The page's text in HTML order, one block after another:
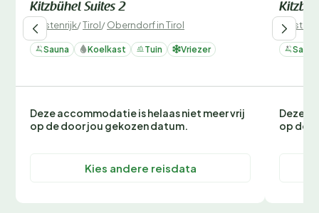
Kitzbühel Suites 2
Oostenrijk/Tirol/Oberndorf in Tirol
Sauna Koelkast Tuin Vriezer
Deze accommodatie is helaas niet meer vrij
op de door jou gekozen datum.
Kies andere reisdata
Sauna
Deze
op de